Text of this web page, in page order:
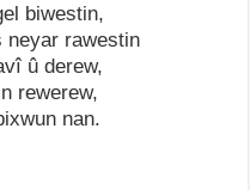
biwestin,
neyar rawestin
û derew,
rewerew,
nan.